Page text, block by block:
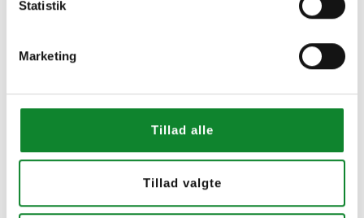
Statistik
Marketing
Tillad alle
Tillad valgte